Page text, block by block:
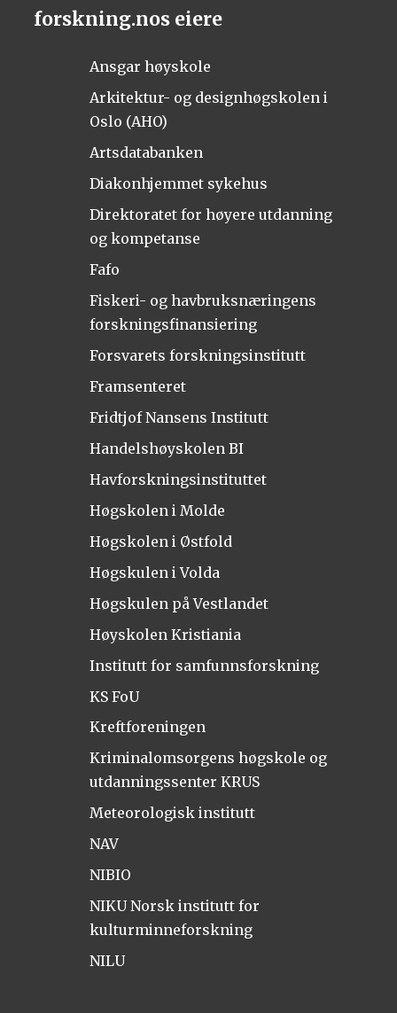
forskning.nos eiere
Ansgar høyskole
Arkitektur- og designhøgskolen i
Oslo (AHO)
Artsdatabanken
Diakonhjemmet sykehus
Direktoratet for høyere utdanning
og kompetanse
Fafo
Fiskeri- og havbruksnæringens
forskningsfinansiering
Forsvarets forskningsinstitutt
Framsenteret
Fridtjof Nansens Institutt
Handelshøyskolen BI
Havforskningsinstituttet
Høgskolen i Molde
Høgskolen i Østfold
Høgskulen i Volda
Høgskulen på Vestlandet
Høyskolen Kristiania
Institutt for samfunnsforskning
KS FoU
Kreftforeningen
Kriminalomsorgens høgskole og
utdanningssenter KRUS
Meteorologisk institutt
NAV
NIBIO
NIKU Norsk institutt for
kulturminneforskning
NILU